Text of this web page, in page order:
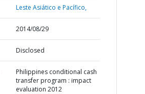
Leste Asiático e Pacífico,
2014/08/29
Disclosed
Philippines conditional cash
transfer program : impact
evaluation 2012